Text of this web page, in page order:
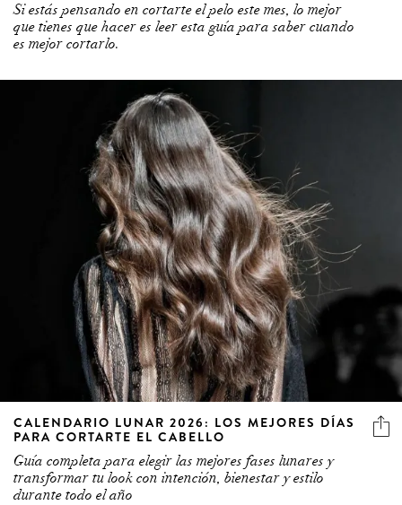
Si estás pensando en cortarte el pelo este mes, lo mejor
que tienes que hacer es leer esta guía para saber cuando
es mejor cortarlo.
CALENDARIO LUNAR 2026: LOS MEJORES DÍAS
PARA CORTARTE EL CABELLO
Guía completa para elegir las mejores fases lunares y
transformar tu look con intención, bienestar y estilo
durante todo el año